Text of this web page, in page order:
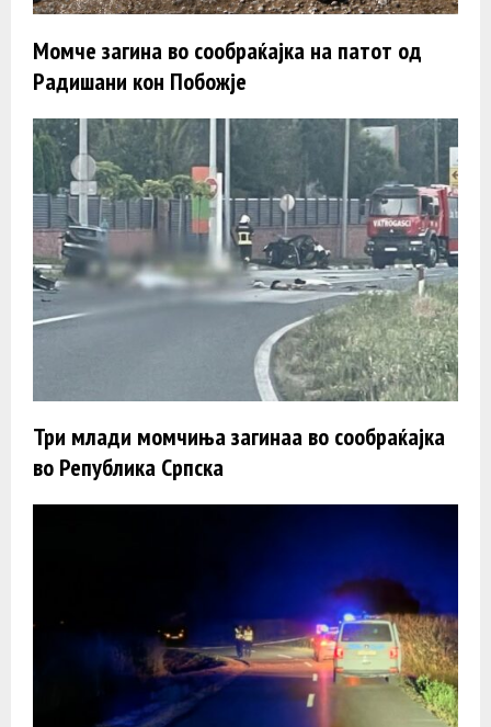
Момче загина во сообраќајка на патот од
Радишани кон Побожје
Три млади момчиња загинаа во сообраќајка
во Република Српска